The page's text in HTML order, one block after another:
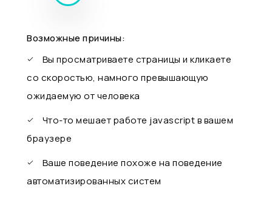
Возможные причины:
Вы просматриваете страницы и кликаете
со скоростью, намного превышающую
ожидаемую от человека
Что-то мешает работе javascript в вашем
браузере
Ваше поведение похоже на поведение
автоматизированных систем